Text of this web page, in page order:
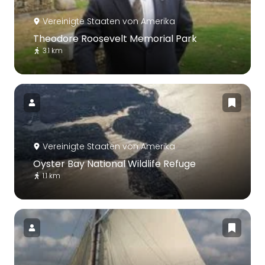
Vereinigte Staaten von Amerika
Theodore Roosevelt Memorial Park
3.1 km
Vereinigte Staaten von Amerika
Oyster Bay National Wildlife Refuge
1.1 km